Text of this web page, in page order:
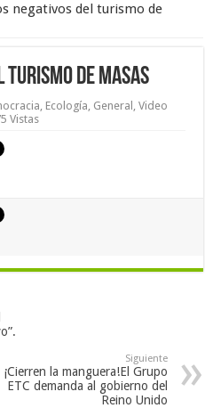
negativos del turismo de
de masas
, Ecología, General ,Video
Vistas
Siguiente
¡Cierren la manguera!El Grupo
ETC demanda al gobierno del
Reino Unido